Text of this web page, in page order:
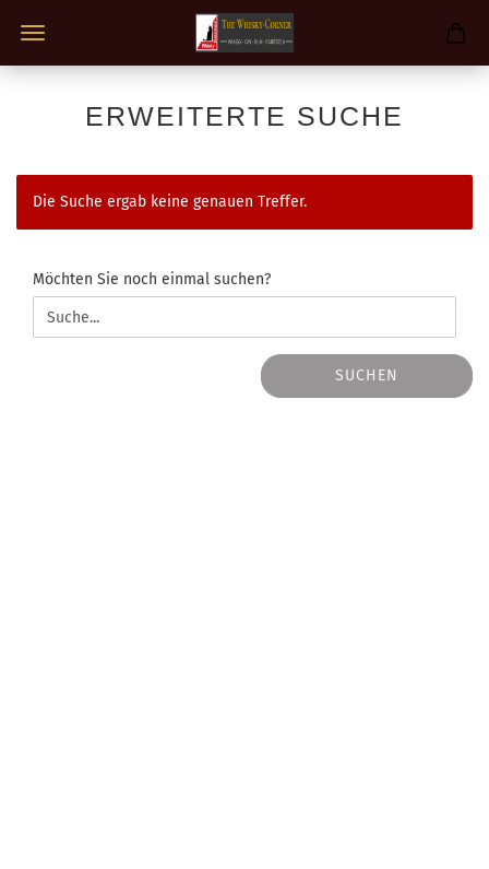
ERWEITERTE SUCHE
Die Suche ergab keine genauen Treffer.
MÖCHTEN
SIE
NOCH
Möchten Sie noch einmal suchen?
SUCHEN